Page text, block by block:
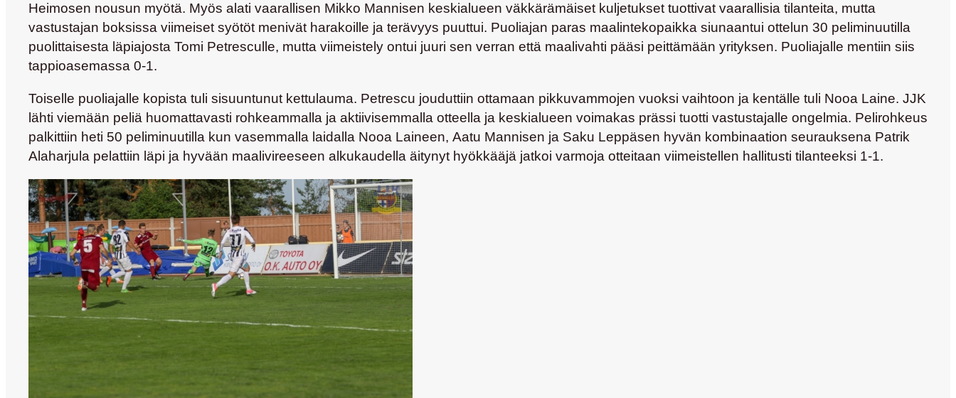
Heimosen nousun myötä. Myös alati vaarallisen Mikko Mannisen keskialueen väkkärämäiset kuljetukset tuottivat vaarallisia tilanteita, mutta
vastustajan boksissa viimeiset syötöt menivät harakoille ja terävyys puuttui. Puoliajan paras maalintekopaikka siunaantui ottelun 30 peliminuutilla
puolittaisesta läpiajosta Tomi Petresculle, mutta viimeistely ontui juuri sen verran että maalivahti pääsi peittämään yrityksen. Puoliajalle mentiin siis
tappioasemassa 0-1.
Toiselle puoliajalle kopista tuli sisuuntunut kettulauma. Petrescu jouduttiin ottamaan pikkuvammojen vuoksi vaihtoon ja kentälle tuli Nooa Laine. JJK
lähti viemään peliä huomattavasti rohkeammalla ja aktiivisemmalla otteella ja keskialueen voimakas prässi tuotti vastustajalle ongelmia. Pelirohkeus
palkittiin heti 50 peliminuutilla kun vasemmalla laidalla Nooa Laineen, Aatu Mannisen ja Saku Leppäsen hyvän kombinaation seurauksena Patrik
Alaharjula pelattiin läpi ja hyvään maalivireeseen alkukaudella äitynyt hyökkääjä jatkoi varmoja otteitaan viimeistellen hallitusti tilanteeksi 1-1.